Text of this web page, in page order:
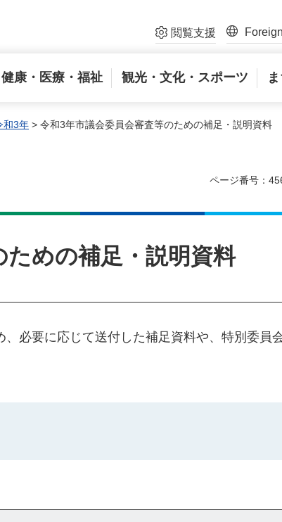
閲覧支援
健康・医療・福祉 観光・文化・スポーツ
和3年 > 令和3年市議会委員会審査等のための補足・説明資料
ページ番号：
めの補足・説明資料
必要に応じて送付した補足資料や、特別委員